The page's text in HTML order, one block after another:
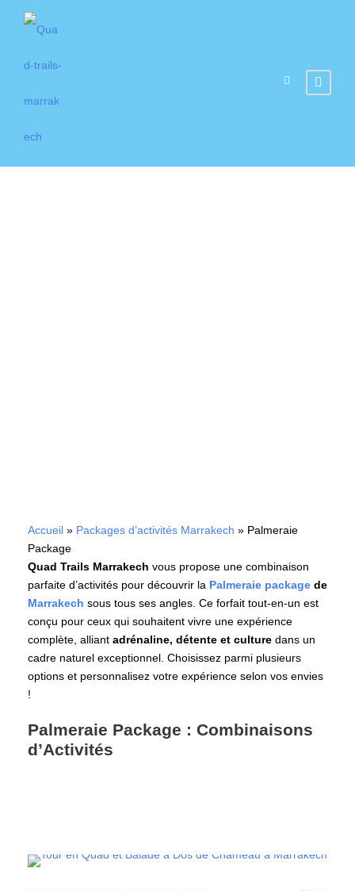
Accueil » Packages d’activités Marrakech » Palmeraie
Package
Quad Trails Marrakech vous propose une combinaison
parfaite d’activités pour découvrir la Palmeraie package de
Marrakech sous tous ses angles. Ce forfait tout-en-un est
conçu pour ceux qui souhaitent vivre une expérience
complète, alliant adrénaline, détente et culture dans un
cadre naturel exceptionnel. Choisissez parmi plusieurs
options et personnalisez votre expérience selon vos envies
!
Palmeraie Package : Combinaisons
d’Activités